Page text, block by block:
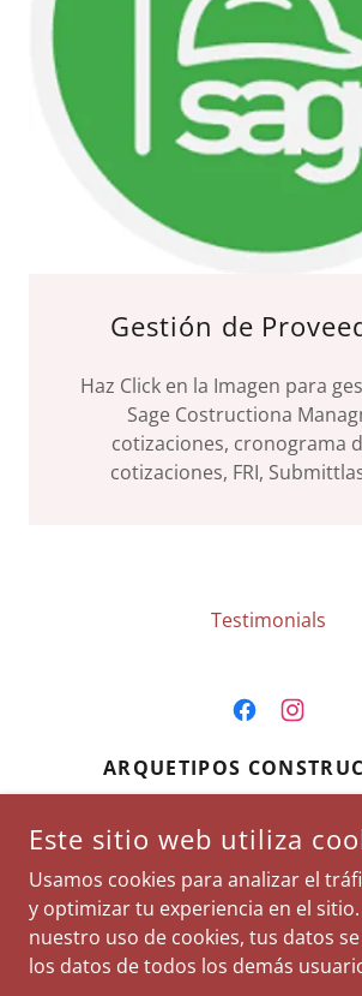
Gestión de
Haz Click en la Imagen para
Sage Costructiona
cotizaciones, cronograma
cotizaciones, FRI,
Testimonials
ARQUETIPOS
COPYRIGHT © 2026 ARQUETIPOS
LOS DERECHOS
Este sitio web utiliza
Usamos cookies para analizar el
y optimizar tu experiencia en el
nuestro uso de cookies, tus datos
los datos de todos los demás